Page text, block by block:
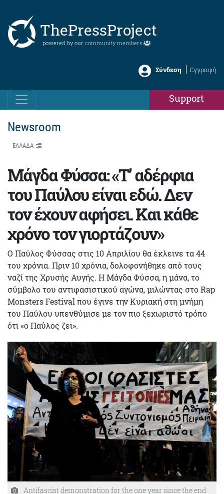
ThePressProject
powered by our community members
Σύνδεση Εγγραφή
Support
Newsroom
ΕΛΛΑΔΑ
Μάγδα Φύσσα: «T’ αδέρφια
του Παύλου είναι εδώ. Δεν
τον έχουν αφήσει. Και κάθε
χρόνο τον γιορτάζουν»
O Παύλος Φύσσας στις 10 Απριλίου θα έκλεινε τα 44
του χρόνια. Πριν 10 χρόνια, δολοφονήθηκε από τους
ναζί της Χρυσής Αυγής. Η Μάγδα Φύσσα, η μάνα, το
σύμβολο του αντιφασιστικού αγώνα, μιλώντας στο Rap
Monsters Festival που έγινε την Κυριακή στη μνήμη
του Παύλου υπενθύμισε με τον πιο ξεχωριστό τρόπο
ότι «ο Παύλος ζει».
Antifascist demonstration for the one year since the end